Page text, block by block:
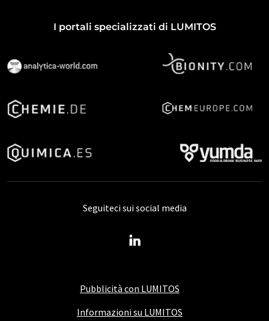
I portali specializzati di LUMITOS
Pubblicità con LUMITOS
Informazioni su LUMITOS
Seguiteci sui social media